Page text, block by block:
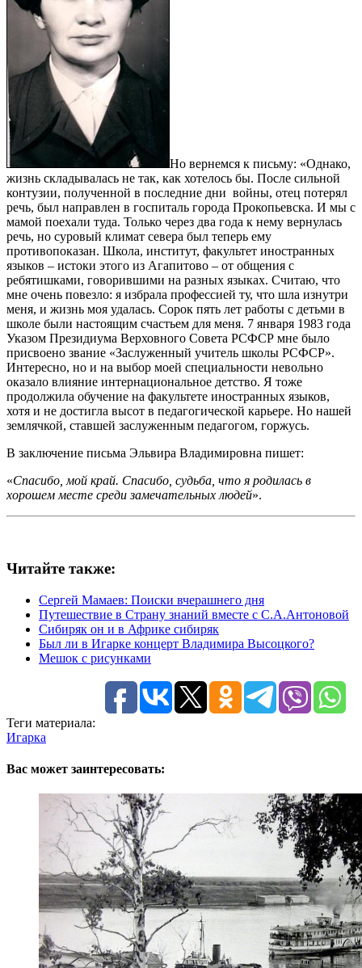
Но вернемся к письму: «Однако,
жизнь складывалась не так, как хотелось бы. После сильной
контузии, полученной в последние дни войны, отец потерял
речь, был направлен в госпиталь города Прокопьевска. И мы с
мамой поехали туда. Только через два года к нему вернулась
речь, но суровый климат севера был теперь ему
противопоказан. Школа, институт, факультет иностранных
языков – истоки этого из Агапитово – от общения с
ребятишками, говорившими на разных языках. Считаю, что
мне очень повезло: я избрала профессией ту, что шла изнутри
меня, и жизнь моя удалась. Сорок пять лет работы с детьми в
школе были настоящим счастьем для меня. 7 января 1983 года
Указом Президиума Верховного Совета РСФСР мне было
присвоено звание «Заслуженный учитель школы РСФСР».
Интересно, но и на выбор моей специальности невольно
оказало влияние интернациональное детство. Я тоже
продолжила обучение на факультете иностранных языков,
хотя и не достигла высот в педагогической карьере. Но нашей
землячкой, ставшей заслуженным педагогом, горжусь.
В заключение письма Эльвира Владимировна пишет:
«Спасибо, мой край. Спасибо, судьба, что я родилась в
хорошем месте среди замечательных людей».
Читайте также:
Сергей Мамаев: Поиски вчерашнего дня
Путешествие в Страну знаний вместе с С.А.Антоновой
Сибиряк он и в Африке сибиряк
Был ли в Игарке концерт Владимира Высоцкого?
Мешок с рисунками
Теги материала:
Игарка
Вас может заинтересовать: